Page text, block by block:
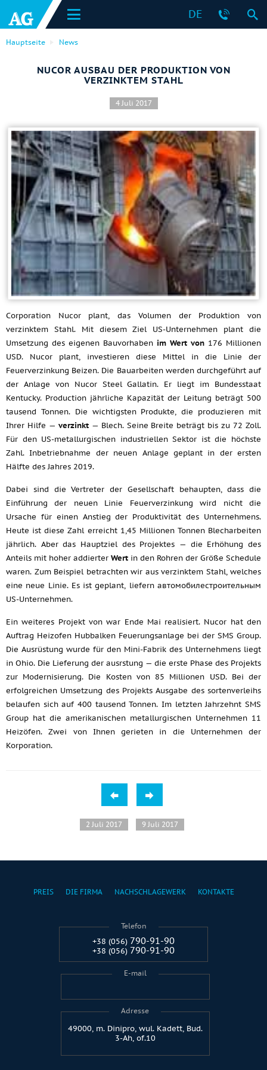
DE
Hauptseite News
NUCOR AUSBAU DER PRODUKTION VON
VERZINKTEM STAHL
4 Juli 2017
Corporation Nucor plant, das Volumen der Produktion von
verzinktem Stahl. Mit diesem Ziel US-Unternehmen plant die
Umsetzung des eigenen Bauvorhaben im Wert von 176 Millionen
USD. Nucor plant, investieren diese Mittel in die Linie der
Feuerverzinkung Beizen. Die Bauarbeiten werden durchgeführt auf
der Anlage von Nucor Steel Gallatin. Er liegt im Bundesstaat
Kentucky. Production jährliche Kapazität der Leitung beträgt 500
tausend Tonnen. Die wichtigsten Produkte, die produzieren mit
Ihrer Hilfe — verzinkt— Blech. Seine Breite beträgt bis zu 72 Zoll.
Für den US-metallurgischen industriellen Sektor ist die höchste
Zahl. Inbetriebnahme der neuen Anlage geplant in der ersten
Hälfte des Jahres 2019.
Dabei sind die Vertreter der Gesellschaft behaupten, dass die
Einführung der neuen Linie Feuerverzinkung wird nicht die
Ursache für einen Anstieg der Produktivität des Unternehmens.
Heute ist diese Zahl erreicht 1,45 Millionen Tonnen Blecharbeiten
jährlich. Aber das Hauptziel des Projektes — die Erhöhung des
Anteils mit hoher addierter Wert in den Rohren der Größe Schedule
waren. Zum Beispiel betrachten wir aus verzinktem Stahl, welches
eine neue Linie. Es ist geplant, liefern автомобилестроительным
US-Unternehmen.
Ein weiteres Projekt von war Ende Mai realisiert. Nucor hat den
Auftrag Heizofen Hubbalken Feuerungsanlage bei der SMS Group.
Die Ausrüstung wurde für den Mini-Fabrik des Unternehmens liegt
in Ohio. Die Lieferung der ausrstung — die erste Phase des Projekts
zur Modernisierung. Die Kosten von 85 Millionen USD. Bei der
erfolgreichen Umsetzung des Projekts Ausgabe des sortenverleihs
belaufen sich auf 400 tausend Tonnen. Im letzten Jahrzehnt SMS
Group hat die amerikanischen metallurgischen Unternehmen 11
Heizöfen. Zwei von Ihnen gerieten in die Unternehmen der
Korporation.
2 Juli 2017 9 Juli 2017
PREIS DIE FIRMA NACHSCHLAGEWERK KONTAKTE
Telefon
+38 (056) 790-91-90
+38 (056) 790-91-90
E-mail
Adresse
49000, m. Dinipro, wul. Kadett, Bud.
3-Ah, of.10